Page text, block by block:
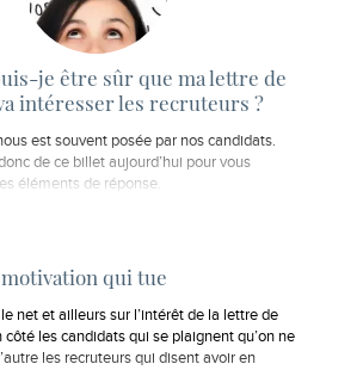
je être sûr que ma lettre de
intéresser les recruteurs ?
est souvent posée par nos candidats.
de ce billet aujourd’hui pour vous
éléments de réponse.
qui tue
net et ailleurs sur l’intérêt de la lettre de
côté les candidats qui se plaignent qu’on ne
les recruteurs qui disent avoir en